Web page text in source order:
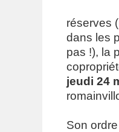
réserves
dans les
pas !), la
jeudi 24
Son